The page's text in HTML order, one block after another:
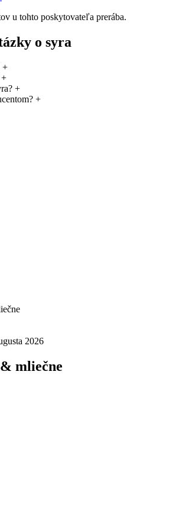
u tohto poskytovateľa prerába.
o syra
+
+
+
+
2026
mliečne